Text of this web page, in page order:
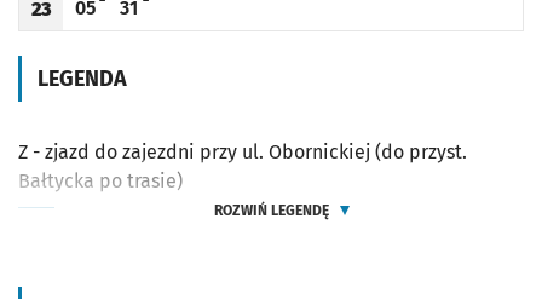
Godzina odjazdu
23
Odjazd
05
minut po godzinie 23
Odjazd
31
minut po godzinie 23
LEGENDA
Z - zjazd do zajezdni przy ul. Obornickiej (do przyst.
Bałtycka po trasie)
ROZWIŃ LEGENDĘ